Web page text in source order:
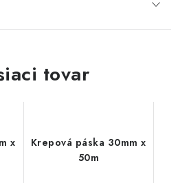
tovar
x
Krepová páska 30mm x
50m